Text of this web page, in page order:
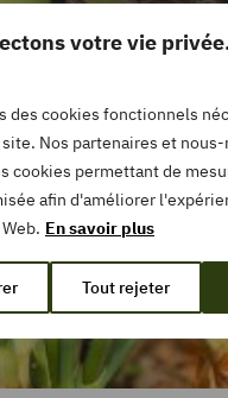
votre vie
des cookies fonctionnels
Nos partenaires et
cookies permettant de
afin d'améliorer
En savoir plus
Tout rejeter
légumes